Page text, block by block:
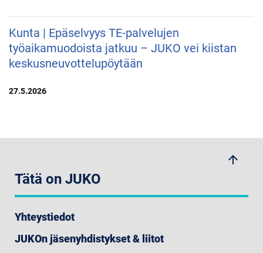
Kunta | Epäselvyys TE-palvelujen
työaikamuodoista jatkuu – JUKO vei kiistan
keskusneuvottelupöytään
27.5.2026
arrow_upwards
Tätä on JUKO
Yhteystiedot
JUKOn jäsenyhdistykset & liitot